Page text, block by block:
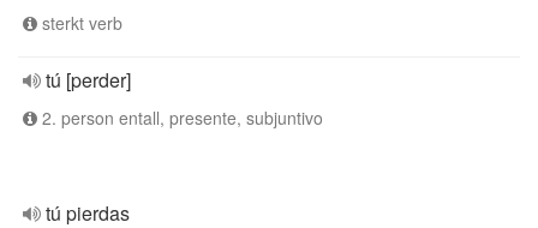
sterkt verb
tú [perder]
2. person entall, presente, subjuntivo
tú pierdas